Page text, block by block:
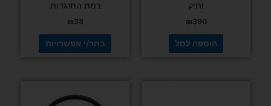
ותיק
₪390
הוספה לסל
רמת התנגדות
₪38
בחר/י אפשרויות
זה